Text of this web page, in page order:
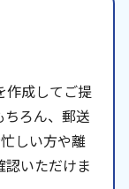
作成してご提
ろん、郵送
しい方や離
いただけま